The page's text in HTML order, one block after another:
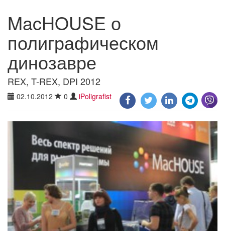
MacHOUSE о
полиграфическом
динозавре
REX, T-REX, DPI 2012
02.10.2012 0 iPoligrafist